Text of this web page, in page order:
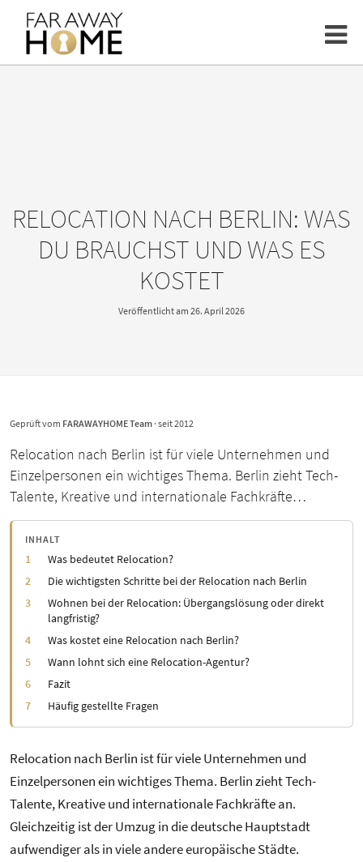
RELOCATION NACH BERLIN: WAS
DU BRAUCHST UND WAS ES
KOSTET
Veröffentlicht am 26. April 2026
Geprüft vom FARAWAYHOME Team · seit 2012
Relocation nach Berlin ist für viele Unternehmen und
Einzelpersonen ein wichtiges Thema. Berlin zieht Tech-
Talente, Kreative und internationale Fachkräfte…
INHALT
Was bedeutet Relocation?
Die wichtigsten Schritte bei der Relocation nach Berlin
Wohnen bei der Relocation: Übergangslösung oder direkt
langfristig?
Was kostet eine Relocation nach Berlin?
Wann lohnt sich eine Relocation-Agentur?
Fazit
Häufig gestellte Fragen
Relocation nach Berlin ist für viele Unternehmen und
Einzelpersonen ein wichtiges Thema. Berlin zieht Tech-
Talente, Kreative und internationale Fachkräfte an.
Gleichzeitig ist der Umzug in die deutsche Hauptstadt
aufwendiger als in viele andere europäische Städte.